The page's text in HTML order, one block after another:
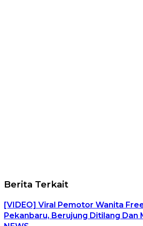
Berita Terkait
[VIDEO] Viral Pemotor Wanita
Pekanbaru, Berujung Ditilang Dan